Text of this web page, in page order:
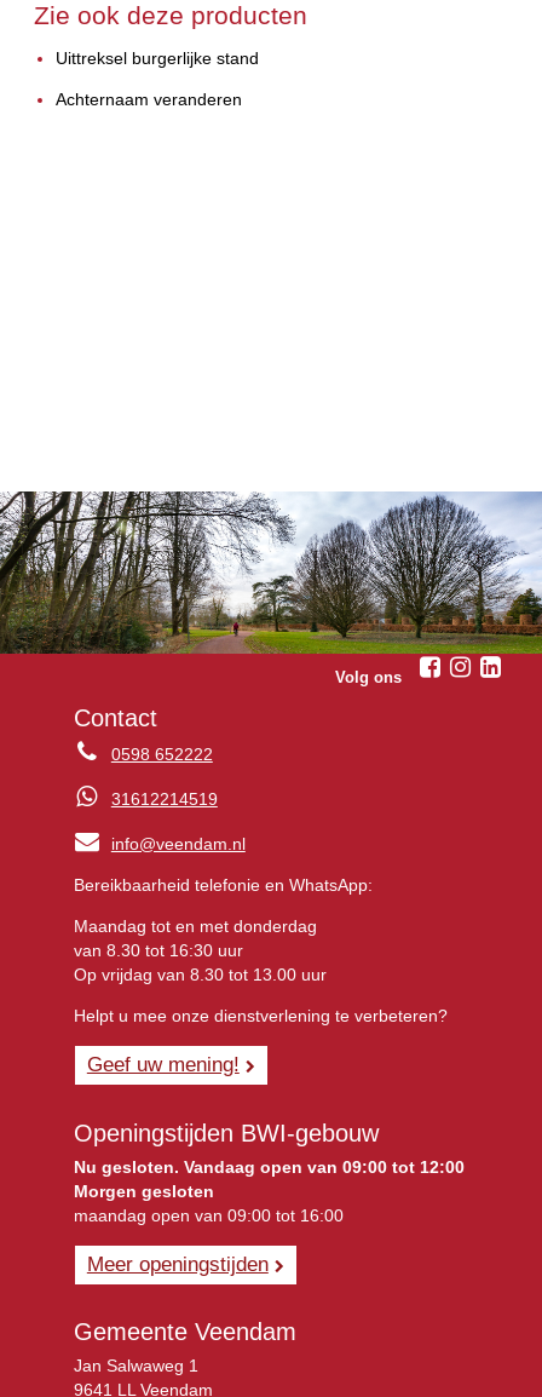
Zie ook deze producten
Uittreksel burgerlijke stand
Achternaam veranderen
Volg ons
Contact
0598 652222
31612214519
info@veendam.nl
Bereikbaarheid telefonie en WhatsApp:
Maandag tot en met donderdag
van 8.30 tot 16:30 uur
Op vrijdag van 8.30 tot 13.00 uur
Helpt u mee onze dienstverlening te verbeteren?
Geef uw mening!
Openingstijden BWI-gebouw
Nu gesloten. Vandaag open van 09:00 tot 12:00
Morgen gesloten
maandag open van 09:00 tot 16:00
Meer openingstijden
Gemeente Veendam
Jan Salwaweg 1
9641 LL Veendam